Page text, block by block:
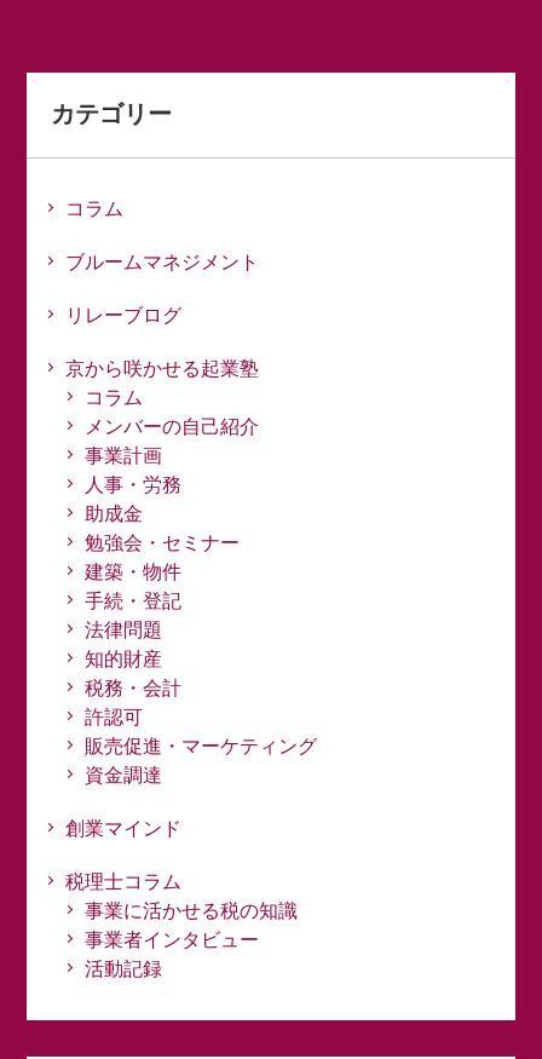
カテゴリー
コラム
ブルームマネジメント
リレーブログ
京から咲かせる起業塾
コラム
メンバーの自己紹介
事業計画
人事・労務
助成金
勉強会・セミナー
建築・物件
手続・登記
法律問題
知的財産
税務・会計
許認可
販売促進・マーケティング
資金調達
創業マインド
税理士コラム
事業に活かせる税の知識
事業者インタビュー
活動記録